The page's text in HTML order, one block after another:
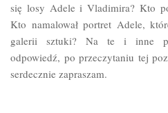
się losy Adele i Vladimira? Kto
Kto namalował portret Adele,
galerii sztuki? Na te i inne
odpowiedź, po przeczytaniu tej
serdecznie zapraszam.